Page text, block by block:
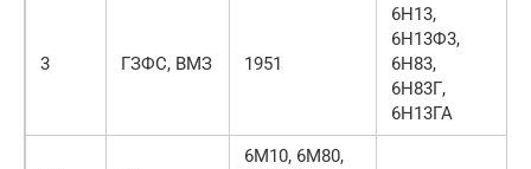
3 ГЗФС, ВМЗ 1951
6Н13,
6Н13Ф3,
6Н83,
6Н83Г,
6Н13ГА
6М10, 6М80,